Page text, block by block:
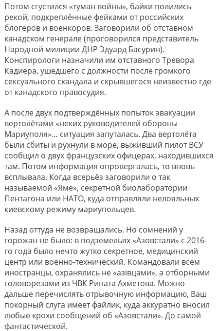
Потом сгустился «туман войны», байки полились
рекой, подкреплённые фейками от российских
блогеров и военкоров. Заговорили об отставном
канадском генерале (проговорился представитель
Народной милиции ДНР Эдуард Басурин).
Конспирологи назначили им отставного Тревора
Кадиера, ушедшего с должности после громкого
сексуального скандала и скрывшегося неизвестно где
от канадского правосудия.
А после двух подтверждённых попыток эвакуации
вертолётами «неких руководителей обороны
Мариуполя»… ситуация запуталась. Два вертолёта
были сбиты и рухнули в море, выживший пилот ВСУ
сообщил о двух французских офицерах, находившихся
там. Потом информация опровергалась, то вновь
всплывала. Когда всерьёз заговорили о так
называемой «Яме», секретной биолаборатории
Пентагона или НАТО, куда отправляли нелояльных
киевскому режиму мариупольцев.
Назад оттуда не возвращались. Но сомнений у
горожан не было: в подземельях «Азовстали» с 2016-
го года было нечто жутко секретное, медицинский
центр или военно-технический. Командовали всем
иностранцы, охранялись не «азiвцами», а отборными
головорезами из ЧВК Рината Ахметова. Можно
дальше перечислять отрывочную информацию, Ваш
покорный слуга имеет файлик, куда аккуратно вносил
любые крохи сообщений об «Азовстали». До самой
фантастической.